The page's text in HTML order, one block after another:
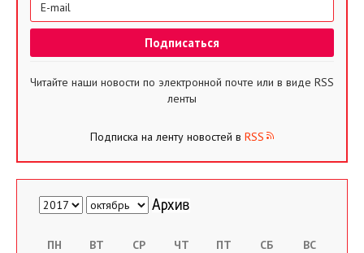
Читайте наши новости по электронной почте или в виде RSS
ленты
Подписка на ленту новостей в RSS
ПН ВТ СР ЧТ ПТ СБ ВС